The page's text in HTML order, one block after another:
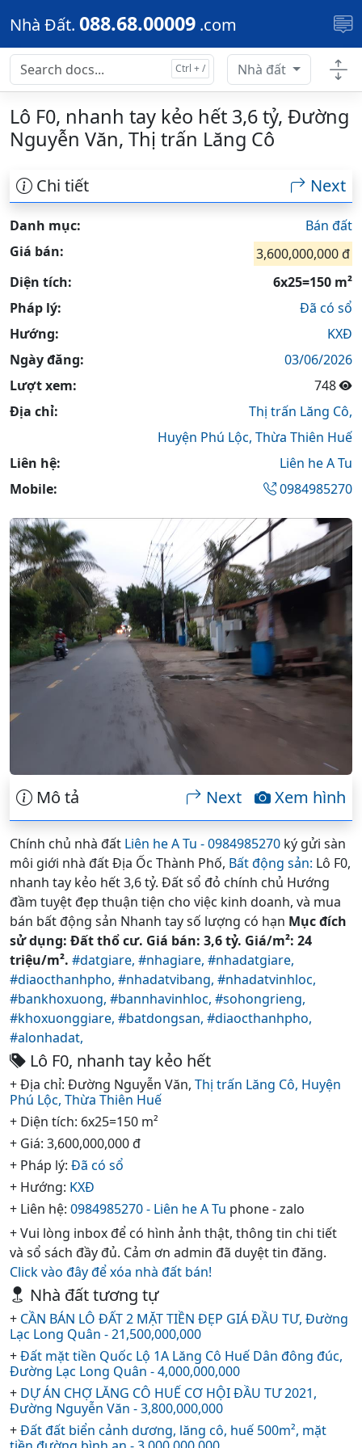
Skip to main content
Nhà Đất. 088.68.00009 .com
Nhà đất
Lô F0, nhanh tay kẻo hết 3,6 tỷ, Đường
Nguyễn Văn, Thị trấn Lăng Cô
Chi tiết Next
Danh mục:
Bán đất
Giá bán:
3,600,000,000 đ
Diện tích:
6x25=150 m²
Pháp lý:
Đã có sổ
Hướng:
KXĐ
Ngày đăng:
03/06/2026
Lượt xem:
748
Địa chỉ:
Thị trấn Lăng Cô,
Huyện Phú Lộc, Thừa Thiên Huế
Liên hệ:
Liên he A Tu
Mobile:
0984985270
Mô tả Xem hình
Next
Chính chủ nhà đất Liên he A Tu - 0984985270 ký gửi sàn
môi giới nhà đất Địa Ốc Thành Phố, Bất động sản: Lô F0,
nhanh tay kẻo hết 3,6 tỷ. Đất sổ đỏ chính chủ Hướng
đầm tuyệt đẹp thuận tiện cho việc kinh doanh, và mua
bán bất động sản Nhanh tay số lượng có hạn Mục đích
sử dụng: Đất thổ cư. Giá bán: 3,6 tỷ. Giá/m²: 24
triệu/m². #datgiare, #nhagiare, #nhadatgiare,
#diaocthanhpho, #nhadatvibang, #nhadatvinhloc,
#bankhoxuong, #bannhavinhloc, #sohongrieng,
#khoxuonggiare, #batdongsan, #diaocthanhpho,
#alonhadat,
Lô F0, nhanh tay kẻo hết
+ Địa chỉ: Đường Nguyễn Văn, Thị trấn Lăng Cô, Huyện
Phú Lộc, Thừa Thiên Huế
+ Diện tích: 6x25=150 m²
+ Giá: 3,600,000,000 đ
+ Pháp lý: Đã có sổ
+ Hướng: KXĐ
+ Liên hệ: 0984985270 - Liên he A Tu phone - zalo
+ Vui lòng inbox để có hình ảnh thật, thông tin chi tiết
và sổ sách đầy đủ. Cảm ơn admin đã duyệt tin đăng.
Click vào đây để xóa nhà đất bán!
Nhà đất tương tự
+ CẦN BÁN LÔ ĐẤT 2 MẶT TIỀN ĐẸP GIÁ ĐẦU TƯ, Đường
Lạc Long Quân - 21,500,000,000
+Đất mặt tiền Quốc Lộ 1A Lăng Cô Huế Dân đông đúc,
Đường Lạc Long Quân - 4,000,000,000
+ DỰ ÁN CHỢ LĂNG CÔ HUẾ CƠ HỘI ĐẦU TƯ 2021,
Đường Nguyễn Văn - 3,800,000,000
+Đất đất biển cảnh dương, lăng cô, huế 500m², mặt